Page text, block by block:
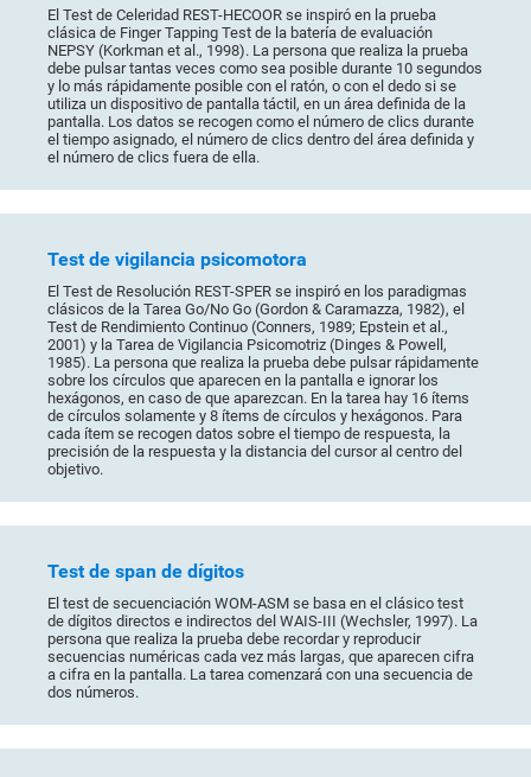
El Test de Celeridad REST-HECOOR se inspiró en la prueba
clásica de Finger Tapping Test de la batería de evaluación
NEPSY (Korkman et al., 1998). La persona que realiza la prueba
debe pulsar tantas veces como sea posible durante 10 segundos
y lo más rápidamente posible con el ratón, o con el dedo si se
utiliza un dispositivo de pantalla táctil, en un área definida de la
pantalla. Los datos se recogen como el número de clics durante
el tiempo asignado, el número de clics dentro del área definida y
el número de clics fuera de ella.
Test de vigilancia psicomotora
El Test de Resolución REST-SPER se inspiró en los paradigmas
clásicos de la Tarea Go/No Go (Gordon & Caramazza, 1982), el
Test de Rendimiento Continuo (Conners, 1989; Epstein et al.,
2001) y la Tarea de Vigilancia Psicomotriz (Dinges & Powell,
1985). La persona que realiza la prueba debe pulsar rápidamente
sobre los círculos que aparecen en la pantalla e ignorar los
hexágonos, en caso de que aparezcan. En la tarea hay 16 ítems
de círculos solamente y 8 ítems de círculos y hexágonos. Para
cada ítem se recogen datos sobre el tiempo de respuesta, la
precisión de la respuesta y la distancia del cursor al centro del
objetivo.
Test de span de dígitos
El test de secuenciación WOM-ASM se basa en el clásico test
de dígitos directos e indirectos del WAIS-III (Wechsler, 1997). La
persona que realiza la prueba debe recordar y reproducir
secuencias numéricas cada vez más largas, que aparecen cifra
a cifra en la pantalla. La tarea comenzará con una secuencia de
dos números.